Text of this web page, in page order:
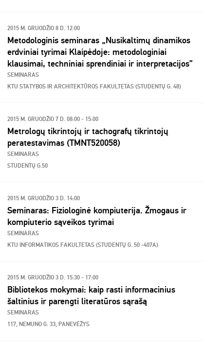
2015 M. GRUODŽIO 8 D. 12:00
Metodologinis seminaras „Nusikaltimų dinamikos
erdviniai tyrimai Klaipėdoje: metodologiniai
klausimai, techniniai sprendiniai ir interpretacijos”
SEMINARAS
KTU STATYBOS IR ARCHITEKTŪROS FAKULTETAS (STUDENTŲ G. 48)
2015 M. GRUODŽIO 7 D. 08:00 - 15:00
Metrologų tikrintojų ir tachografų tikrintojų
peratestavimas (TMNT520058)
SEMINARAS
STUDENTŲ G.50
2015 M. GRUODŽIO 3 D. 14:00
Seminaras: Fiziologinė kompiuterija. Žmogaus ir
kompiuterio sąveikos tyrimai
SEMINARAS
KTU INFORMATIKOS FAKULTETAS (STUDENTŲ G. 50 -407A)
2015 M. GRUODŽIO 3 D. 15:30 - 17:00
Bibliotekos mokymai: kaip rasti informacinius
šaltinius ir parengti literatūros sąrašą
SEMINARAS
117, NEMUNO G. 33, PANEVĖŽYS